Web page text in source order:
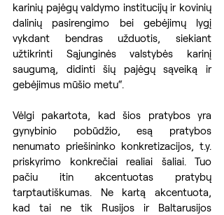
karinių pajėgų valdymo institucijų ir kovinių
dalinių pasirengimo bei gebėjimų lygį
vykdant bendras užduotis, siekiant
užtikrinti Sąjunginės valstybės karinį
saugumą, didinti šių pajėgų sąveiką ir
gebėjimus mūšio metu“.
Vėlgi pakartota, kad šios pratybos yra
gynybinio pobūdžio, esą pratybos
nenumato priešininko konkretizacijos, t.y.
priskyrimo konkrečiai realiai šaliai. Tuo
pačiu itin akcentuotas pratybų
tarptautiškumas. Ne kartą akcentuota,
kad tai ne tik Rusijos ir Baltarusijos